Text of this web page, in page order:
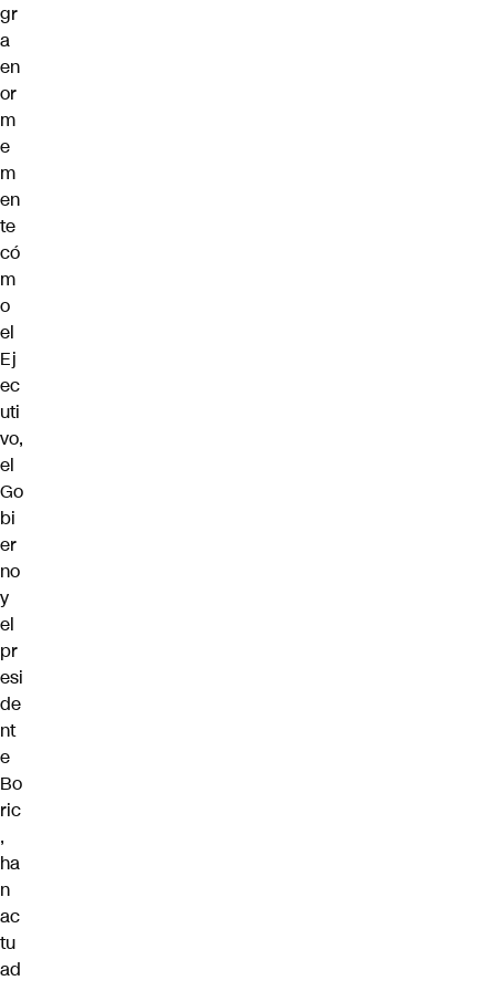
gr
a
en
or
m
e
m
en
te
có
m
o
el
Ej
ec
uti
vo,
el
Go
bi
er
no
y
el
pr
esi
de
nt
e
Bo
ric
,
ha
n
ac
tu
ad